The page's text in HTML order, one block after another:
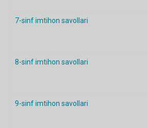
7-sinf imtihon savollari
8-sinf imtihon savollari
9-sinf imtihon savollari